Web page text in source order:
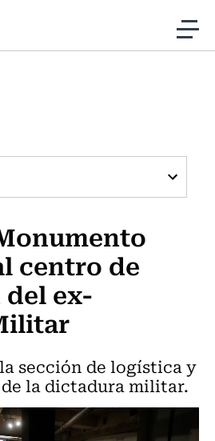
al contenido
TV Usach
centro de
ex-
sección de logística y
la dictadura militar.